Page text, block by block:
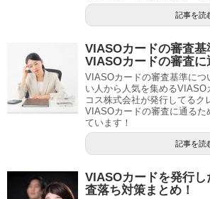
記事を読
VIASOカードの審査基
VIASOカードの審査
VIASOカードの審査基準につ
い人から人気を集めるVIASO
コス株式会社が発行してるク
VIASOカードの審査に通るた
ています！
記事を読
VIASOカードを発行
査落ち対策まとめ！